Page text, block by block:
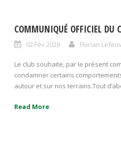
COMMUNIQUÉ OFFICIEL DU
02 Fév 2026 Florian
Le club souhaite, par le présent
condamner certains
autour et sur nos terrains.Tout
Read More